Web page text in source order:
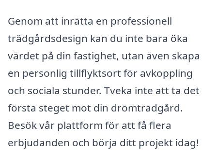
Genom att inrätta en professionell
trädgårdsdesign kan du inte bara öka
värdet på din fastighet, utan även skapa
en personlig tillflyktsort för avkoppling
och sociala stunder. Tveka inte att ta det
första steget mot din drömträdgård.
Besök vår plattform för att få flera
erbjudanden och börja ditt projekt idag!